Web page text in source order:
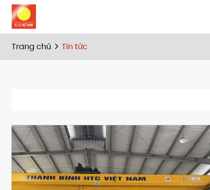
Trang chủ Tin tức